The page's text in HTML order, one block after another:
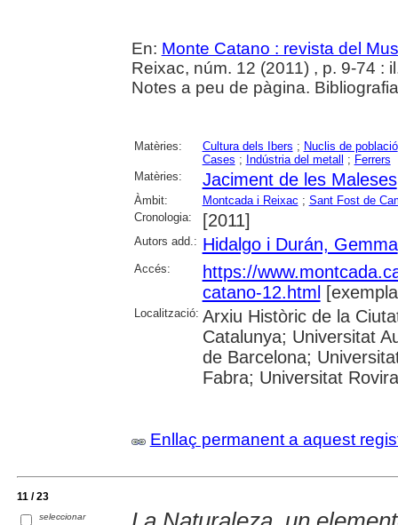
En: Monte Catano : revista del
Reixac, núm. 12 (2011) , p. 9-74 :
Notes a peu de pàgina.
Matèries: Cultura dels Ibers ; Nuclis de població
Cases ; Indústria del metall ; Ferrers
Matèries:
Jaciment de les Maleses
Àmbit: Montcada i Reixac ; Sant Fost de
Cronologia:
[2011]
Autors add.: Hidalgo i Durán, Gemma
Accés:
https://
catano-12.html
Localització: Arxiu Històric de la
Catalunya; Universitat
de Barcelona;
Fabra; Universitat
Enllaç permanent a aquest
11 / 23
seleccionar